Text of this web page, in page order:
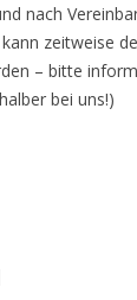
nach
zeitweise
– bitte
bei uns!)